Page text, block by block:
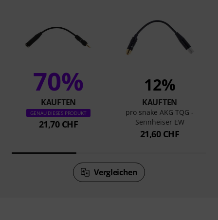
70%
KAUFTEN
GENAU DIESES PRODUKT
21,70 CHF
12%
KAUFTEN
pro snake AKG TQG -
Sennheiser EW
21,60 CHF
Vergleichen